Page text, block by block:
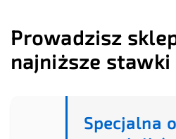
Prowadzisz
najniższe stawki
Specjalna